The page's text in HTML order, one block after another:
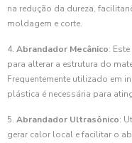
na redução da dureza,
moldagem e corte.
4. Abrandador Mecânico:
para alterar a estrutura do
Frequentemente utilizado em
plástica é necessária para
5. Abrandador Ultrasônico:
gerar calor local e facilitar o